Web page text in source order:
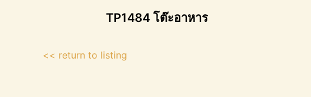
TP1484 โต๊ะอาหาร
<< return to listing